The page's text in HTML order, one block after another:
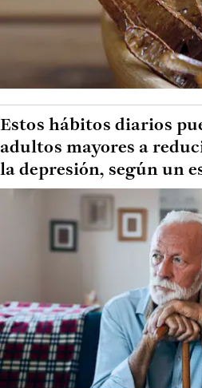
Estos hábitos diarios
adultos mayores a
la depresión, según un